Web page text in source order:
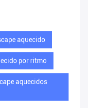
aquecido
por ritmo
aquecidos